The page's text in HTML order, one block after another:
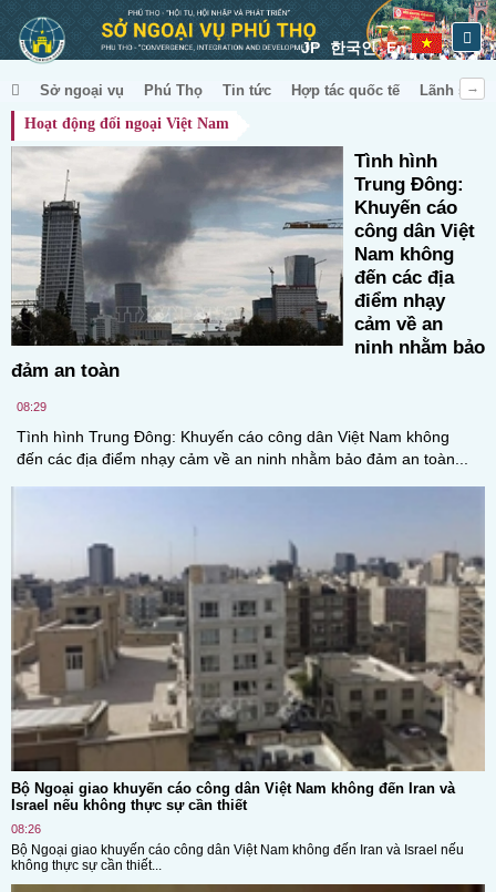
JP 한국인 En
Sở ngoại vụ Phú Thọ Tin tức Hợp tác quốc tế
Lãnh sự &
Hoạt động đối ngoại Việt Nam
Tình hình
Trung Đông:
Khuyến cáo
công dân Việt
Nam không
đến các địa
điểm nhạy
cảm về an
ninh nhằm bảo
đảm an toàn
08:29
Tình hình Trung Đông: Khuyến cáo công dân Việt Nam không
đến các địa điểm nhạy cảm về an ninh nhằm bảo đảm an toàn...
Bộ Ngoại giao khuyến cáo công dân Việt Nam không đến Iran và
Israel nếu không thực sự cần thiết
08:26
Bộ Ngoại giao khuyến cáo công dân Việt Nam không đến Iran và Israel nếu
không thực sự cần thiết...